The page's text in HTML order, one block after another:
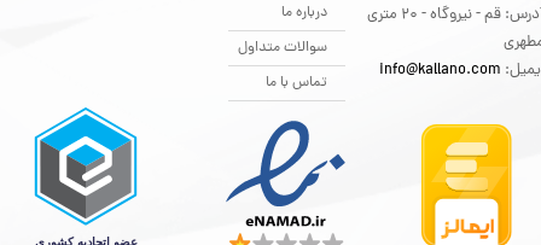
آدرس: قم - نیروگاه - 20 متری
info@kallano.com​​​​​​​
درباره ما
سوالات متداول
تماس با ما